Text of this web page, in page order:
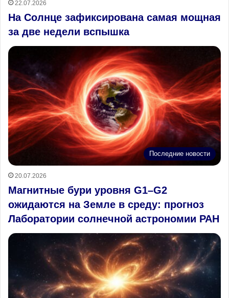
22.07.2026
На Солнце зафиксирована самая мощная
за две недели вспышка
Последние новости
20.07.2026
Магнитные бури уровня G1–G2
ожидаются на Земле в среду: прогноз
Лаборатории солнечной астрономии РАН